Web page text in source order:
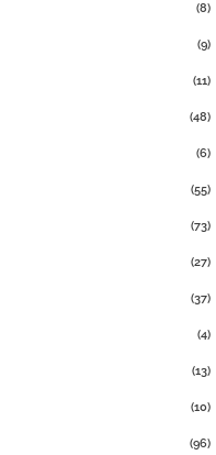
(8)
(9)
(11)
(48)
(6)
(55)
(73)
(27)
(37)
(4)
(13)
(10)
(96)